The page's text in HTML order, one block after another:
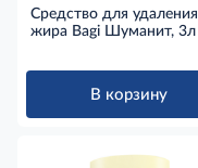
Средство для удаления
жира Bagi Шуманит, 3л
В корзину